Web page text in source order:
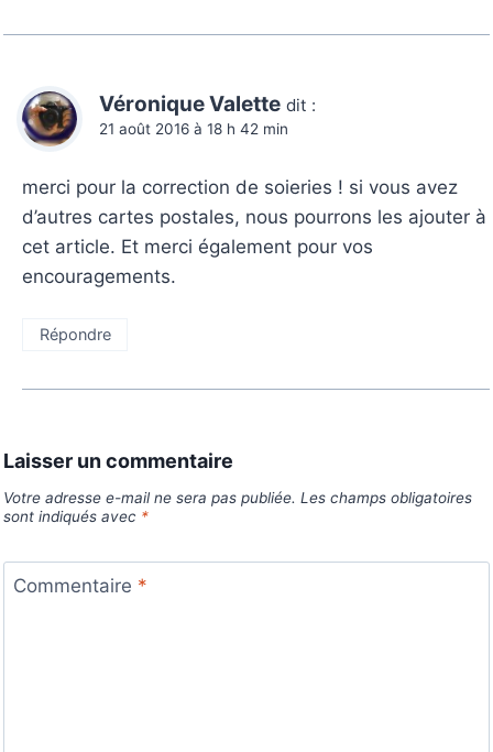
Véronique Valette dit :
21 août 2016 à 18 h 42 min
merci pour la correction de soieries ! si vous avez
d’autres cartes postales, nous pourrons les ajouter à
cet article. Et merci également pour vos
encouragements.
Répondre
Laisser un commentaire
Votre adresse e-mail ne sera pas publiée. Les champs obligatoires
sont indiqués avec *
Commentaire *